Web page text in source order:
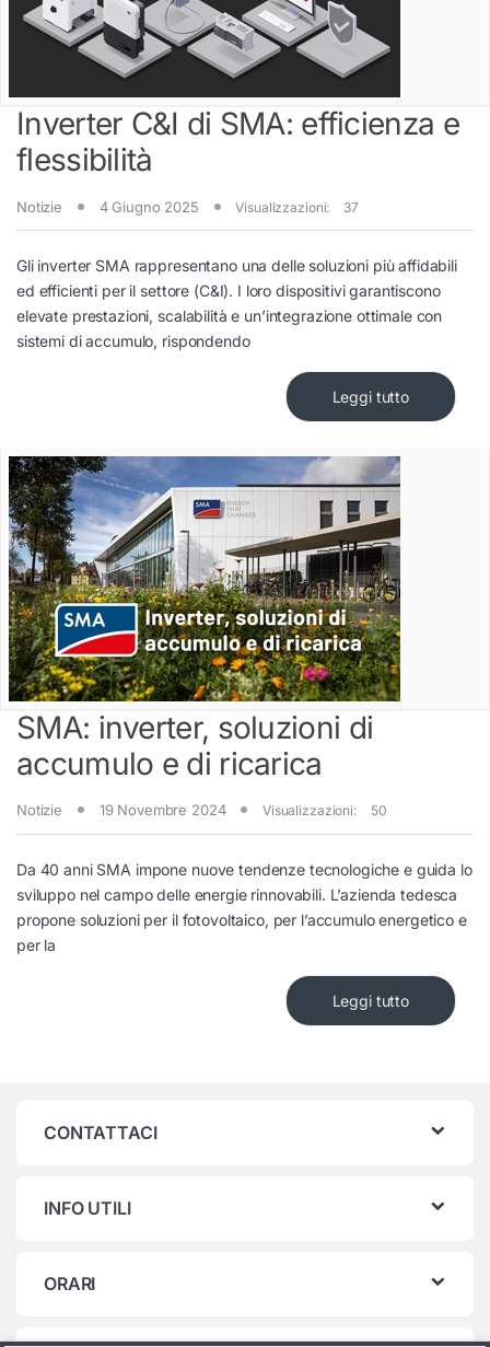
Inverter C&I di SMA: efficienza e
flessibilità
Notizie 4 Giugno 2025 Visualizzazioni: 37
Gli inverter SMA rappresentano una delle soluzioni più affidabili
ed efficienti per il settore (C&I). I loro dispositivi garantiscono
elevate prestazioni, scalabilità e un’integrazione ottimale con
sistemi di accumulo, rispondendo
Leggi tutto
SMA: inverter, soluzioni di
accumulo e di ricarica
Notizie 19 Novembre 2024 Visualizzazioni: 50
Da 40 anni SMA impone nuove tendenze tecnologiche e guida lo
sviluppo nel campo delle energie rinnovabili. L’azienda tedesca
propone soluzioni per il fotovoltaico, per l’accumulo energetico e
per la
Leggi tutto
CONTATTACI
INFO UTILI
ORARI